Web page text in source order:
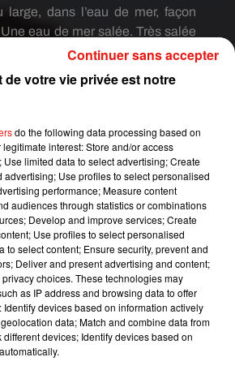
large, dans l’eau de mer, façon
Une eau de mer salée. Très salée
sale car infectée
de
infections urinaires, votre vagin
très cher…
SALÉE…
mettre un préservatif sous l’eau
compliqué. Sans parler de la
difficile à cause de l’eau de
vos sécrétions naturelles et
vagin de se lubrifier. Solutions
pour un lubrifiant waterproof à
(par exemple) , soit pour une
de l’eau (mais pas à même le
le).Mais sachez quefaire
plage ou dans un lieu public est
de votre vie privée est notre
do the following data processing based on
interest: Store and/or access
limited data to select advertising; Create
Use profiles to select personalised
performance; Measure content
audiences through statistics or combinations
Develop and improve services; Create
Use profiles to select personalised
to select content; Ensure security, prevent and
Deliver and present advertising and content;
choices. These technologies may
as IP address and browsing data to offer
devices based on information actively
data; Match and combine data from
devices; Identify devices based on
Continuer sans accepter